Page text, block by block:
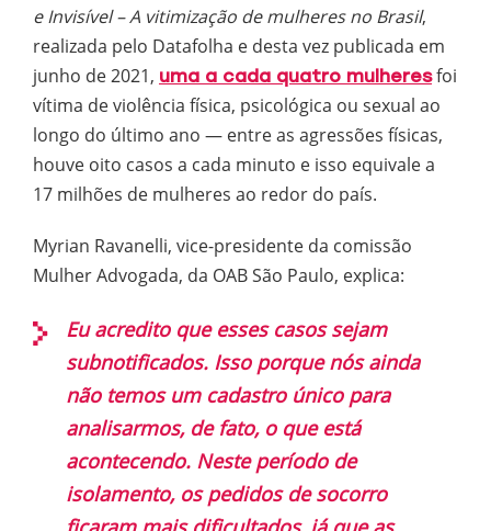
e Invisível – A vitimização de mulheres no Brasil,
realizada pelo Datafolha e desta vez publicada em
junho de 2021, uma a cada quatro mulheresfoi
vítima de violência física, psicológica ou sexual ao
longo do último ano — entre as agressões físicas,
houve oito casos a cada minuto e isso equivale a
17 milhões de mulheres ao redor do país.
Myrian Ravanelli, vice-presidente da comissão
Mulher Advogada, da OAB São Paulo, explica:
Eu acredito que esses casos sejam
subnotificados. Isso porque nós ainda
não temos um cadastro único para
analisarmos, de fato, o que está
acontecendo. Neste período de
isolamento, os pedidos de socorro